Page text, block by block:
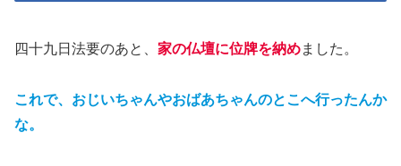
四十九日法要のあと、 家の仏壇に位牌を納めました。
これで、おじいちゃんやおばあちゃんのとこへ行ったんか
な。